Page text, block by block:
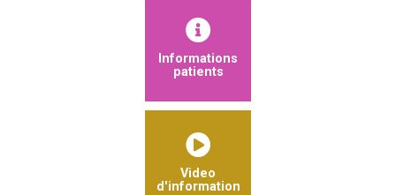
Informations
patients
Video
d'information